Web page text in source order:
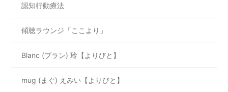
認知行動療法
傾聴ラウンジ「ここより」
Blanc (ブラン) 玲【よりびと】
mug (まぐ) えみい【よりびと】